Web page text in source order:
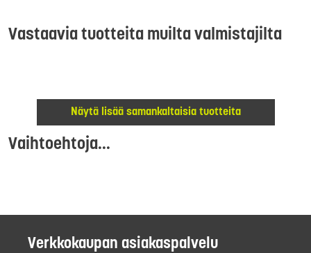
Vastaavia tuotteita muilta valmistajilta
Näytä lisää samankaltaisia tuotteita
Vaihtoehtoja...
Verkkokaupan asiakaspalvelu